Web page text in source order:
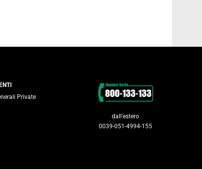
Private
Contatti
dall'estero
0039-051-4994-155